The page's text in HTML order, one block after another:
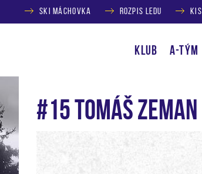
SKI MÁCHOVKA ROZPIS LEDU KIS
KLUB A-TÝM
#15 Tomáš Zeman